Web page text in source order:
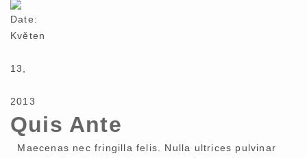
Date:
Květen
13,
2013
Quis Ante
Maecenas nec fringilla felis. Nulla ultrices pulvinar